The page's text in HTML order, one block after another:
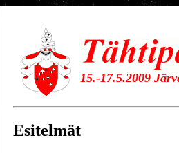
15.-17.5.2009
Esitelmät